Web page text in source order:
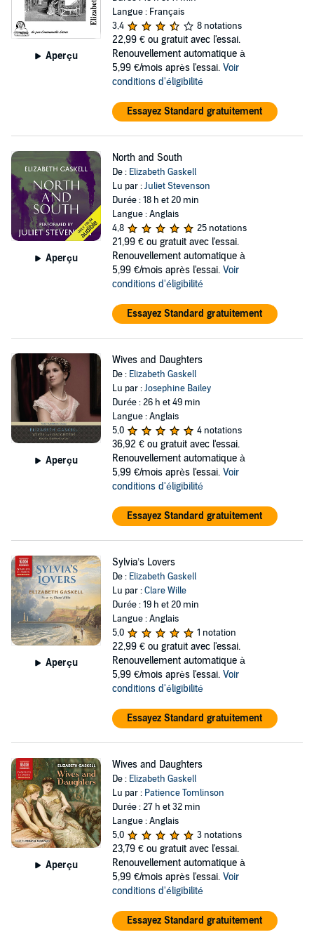
Aperçu
Langue : Français
3,4
8 notations
22,99 € ou gratuit avec l'essai.
Renouvellement automatique à
5,99 €/mois après l'essai. Voir
conditions d'éligibilité
Essayez Standard gratuitement
Aperçu
North and South
De : Elizabeth Gaskell
Lu par :Juliet Stevenson
Durée : 18 h et 20 min
Langue : Anglais
4,8
25 notations
21,99 € ou gratuit avec l'essai.
Renouvellement automatique à
5,99 €/mois après l'essai. Voir
conditions d'éligibilité
Essayez Standard gratuitement
Aperçu
Wives and Daughters
De : Elizabeth Gaskell
Lu par :Josephine Bailey
Durée : 26 h et 49 min
Langue : Anglais
5,0
4 notations
36,92 € ou gratuit avec l'essai.
Renouvellement automatique à
5,99 €/mois après l'essai. Voir
conditions d'éligibilité
Essayez Standard gratuitement
Aperçu
Sylvia’s Lovers
De : Elizabeth Gaskell
Lu par :Clare Wille
Durée : 19 h et 20 min
Langue : Anglais
5,0
1 notation
22,99 € ou gratuit avec l'essai.
Renouvellement automatique à
5,99 €/mois après l'essai. Voir
conditions d'éligibilité
Essayez Standard gratuitement
Aperçu
Wives and Daughters
De : Elizabeth Gaskell
Lu par : Patience Tomlinson
Durée : 27 h et 32 min
Langue : Anglais
5,0
3 notations
23,79 € ou gratuit avec l'essai.
Renouvellement automatique à
5,99 €/mois après l'essai. Voir
conditions d'éligibilité
Essayez Standard gratuitement